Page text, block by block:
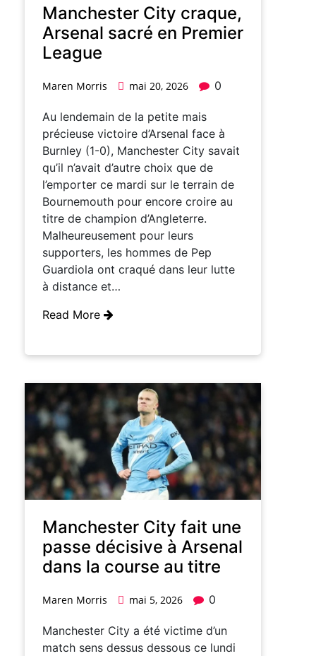
Manchester City craque,
Arsenal sacré en Premier
League
Maren Morris mai 20, 2026 0
Au lendemain de la petite mais
précieuse victoire d’Arsenal face à
Burnley (1-0), Manchester City savait
qu’il n’avait d’autre choix que de
l’emporter ce mardi sur le terrain de
Bournemouth pour encore croire au
titre de champion d’Angleterre.
Malheureusement pour leurs
supporters, les hommes de Pep
Guardiola ont craqué dans leur lutte
à distance et…
Read More
Manchester City fait une
passe décisive à Arsenal
dans la course au titre
Maren Morris mai 5, 2026 0
Manchester City a été victime d’un
match sens dessus dessous ce lundi